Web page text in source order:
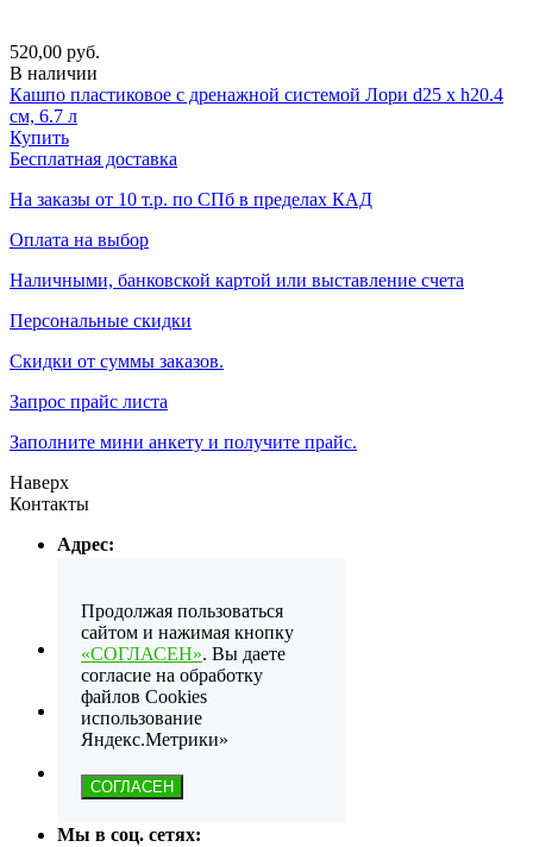
520,00 руб.
В наличии
Кашпо пластиковое с дренажной системой Лори d25 х h20.4
см, 6.7 л
Купить
Бесплатная доставка
На заказы от 10 т.р. по СПб в пределах КАД
Оплата на выбор
Наличными, банковской картой или выставление счета
Персональные скидки
Скидки от суммы заказов.
Запрос прайс листа
Заполните мини анкету и получите прайс.
Наверх
Контакты
Адрес:
ул. Пилотов 34, строение 11
Телефон:
8 (812) 604-19-68
Email:
favorit.upak.spb@yandex.ru
Рабочие дни/часы:
Ежедневно с 9:00 - 20:00
Мы в соц. сетях:
Продолжая пользоваться
сайтом и нажимая кнопку
«СОГЛАСЕН». Вы даете
согласие на обработку
файлов Cookies
использование
Яндекс.Метрики»
СОГЛАСЕН